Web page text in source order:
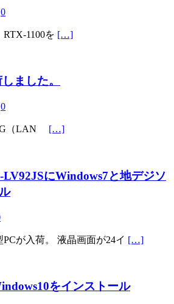
0
1100を […]
ました。
0
（LAN […]
にWindows7と地デジソ
が入荷。 液晶画面が24イ […]
をインストール